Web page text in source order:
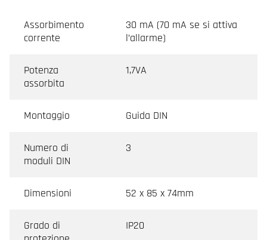
Assorbimento
corrente
30 mA (70 mA se si attiva
l’allarme)
Potenza
assorbita
1,7VA
Montaggio Guida DIN
Numero di
moduli DIN
3
Dimensioni 52 x 85 x 74mm
Grado di
IP20